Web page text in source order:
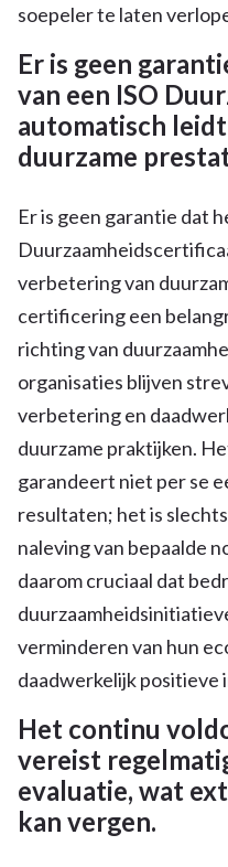
soepeler te laten
Er is geen
van een ISO
automatisch
duurzame
Er is geen garantie dat
verbetering van
certificering een
richting van
organisaties blijven
verbetering en
duurzame praktijken.
garandeert niet per se
resultaten; het is
naleving van bepaalde
daarom cruciaal dat
verminderen van hun
daadwerkelijk positieve
Het continu
vereist
evaluatie, wat
kan vergen.